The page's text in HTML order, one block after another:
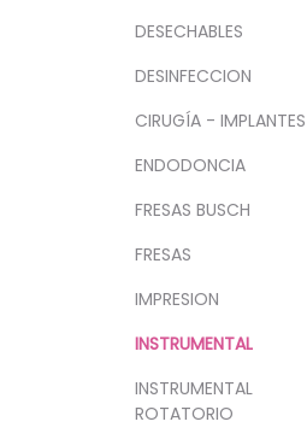
DESECHABLES
DESINFECCION
CIRUGÍA - IMPLANTES
ENDODONCIA
FRESAS BUSCH
FRESAS
IMPRESION
INSTRUMENTAL
INSTRUMENTAL
ROTATORIO